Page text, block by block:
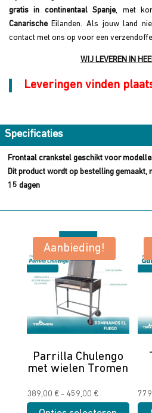
gratis in continentaal Spanje, met
CanarischeEilanden. Als jouw land
contact met ons op voor een
WIJ LEVEREN IN
Leveringen vinden
Specificaties
Frontaal crankstel geschikt voor
Dit product wordt op bestelling gemaakt,
15 dagen
Aanbieding!
Parrilla Chulengo
met wielen Tromen
389,00 € - 459,00 €Prijsklasse: